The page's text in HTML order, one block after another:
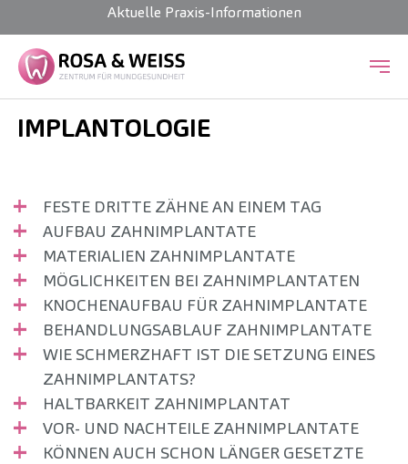
Zum Hauptinhalt springen
Aktuelle Praxis-Informationen
IMPLANTOLOGIE
FESTE DRITTE ZÄHNE AN EINEM TAG
AUFBAU ZAHNIMPLANTATE
MATERIALIEN ZAHNIMPLANTATE
MÖGLICHKEITEN BEI ZAHNIMPLANTATEN
KNOCHENAUFBAU FÜR ZAHNIMPLANTATE
BEHANDLUNGSABLAUF ZAHNIMPLANTATE
WIE SCHMERZHAFT IST DIE SETZUNG EINES
ZAHNIMPLANTATS?
HALTBARKEIT ZAHNIMPLANTAT
VOR- UND NACHTEILE ZAHNIMPLANTATE
KÖNNEN AUCH SCHON LÄNGER GESETZTE